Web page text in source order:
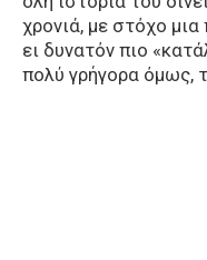
χρονιά, με στόχο
ει δυνατόν πιο
πολύ γρήγορα όμως,